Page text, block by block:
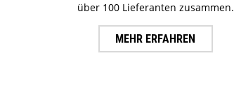
über 100 Lieferanten zusammen.
MEHR ERFAHREN